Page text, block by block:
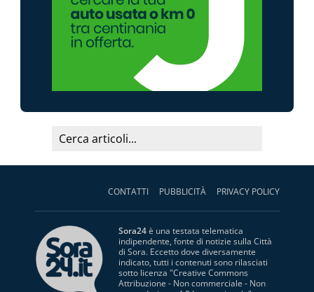
CONTATTI PUBBLICITÀ PRIVACY POLICY
Sora24è una testata telematica
indipendente, fonte di notizie sulla Città
di Sora. Eccetto dove diversamente
indicato, tutti i contenuti sono rilasciati
sotto licenza "Creative Commons
Attribuzione - Non commerciale - Non